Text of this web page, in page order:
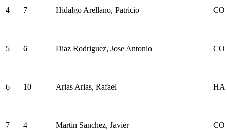
4 7 Hidalgo Arellano, Patricio CO
5 6 Diaz Rodriguez, Jose Antonio CO
6 10 Arias Arias, Rafael HA
7 4 Martin Sanchez, Javier CO